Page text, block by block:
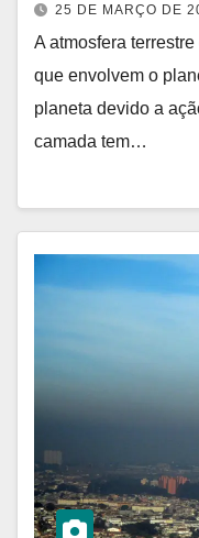
25 DE MARÇO DE
A atmosfera
que envolvem o
planeta devido a
camada tem…